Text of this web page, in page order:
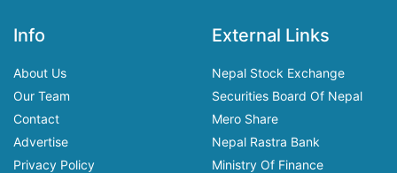
Info
About Us
Our Team
Contact
Advertise
Privacy Policy
External Links
Nepal Stock Exchange
Securities Board Of Nepal
Mero Share
Nepal Rastra Bank
Ministry Of Finance